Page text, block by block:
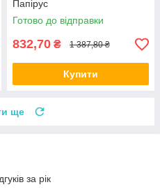
Папірус
Готово до відправки
832,70 ₴ 1 387,80 ₴
Купити
ще
за рік